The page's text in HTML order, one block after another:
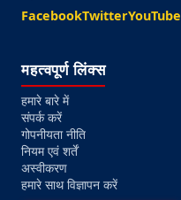
FacebookTwitterYouTube
महत्वपूर्ण लिंक्स
हमारे बारे में
संपर्क करें
गोपनीयता नीति
नियम एवं शर्तें
अस्वीकरण
हमारे साथ विज्ञापन करें